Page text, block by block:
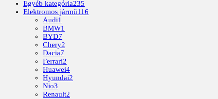
Egyéb kategória235
Elektromos jármű116
Audi1
BMW1
BYD7
Chery2
Dacia7
Ferrari2
Huawei4
Hyundai2
Nio3
Renault2